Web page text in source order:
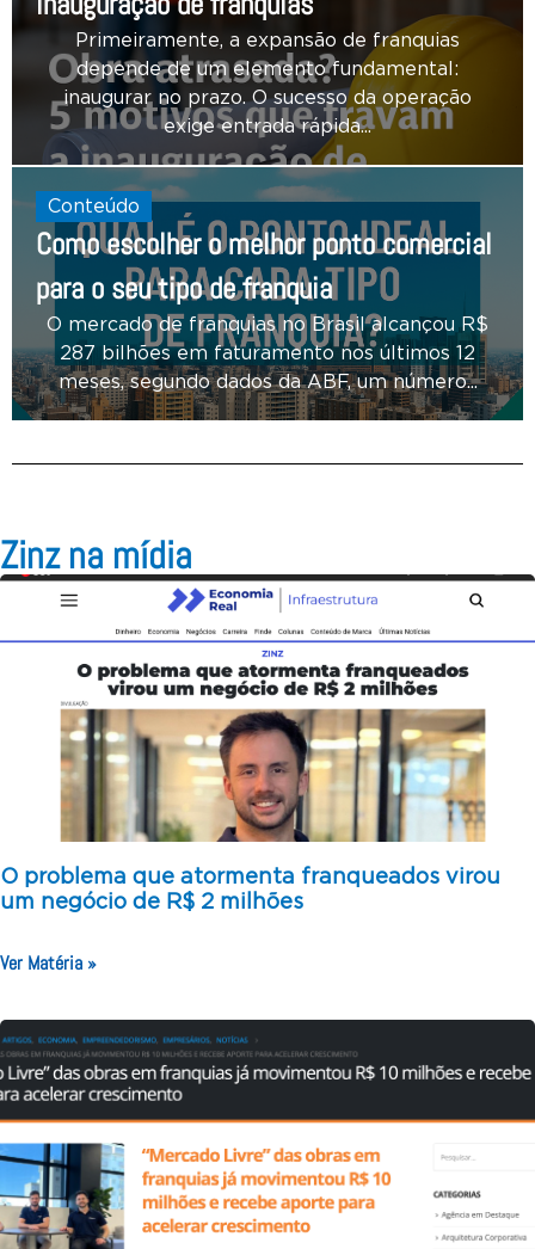
Primeiramente, a expansão de franquias
depende de um elemento fundamental:
inaugurar no prazo. O sucesso da operação
exige entrada rápida...
Conteúdo
Como escolher o melhor ponto comercial
para o seu tipo de franquia
O mercado de franquias no Brasil alcançou R$
287 bilhões em faturamento nos últimos 12
meses, segundo dados da ABF, um número...
Zinz na mídia
O problema que atormenta franqueados virou
um negócio de R$ 2 milhões
Ver Matéria »